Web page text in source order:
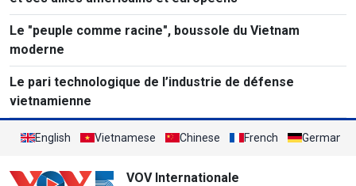
Le "peuple comme racine", boussole du Vietnam
moderne
Le pari technologique de l’industrie de défense
vietnamienne
English Vietnamese Chinese French German
VOV Internationale